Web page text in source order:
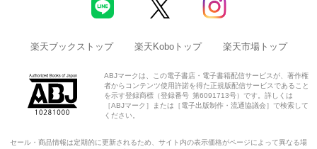
楽天ブックストップ 楽天Koboトップ 楽天市場トップ
ABJマークは、この電子書店・電子書籍配信サービスが、著作権
者からコンテンツ使用許諾を得た正規版配信サービスであること
を示す登録商標（登録番号 第6091713号）です。詳しくは
［ABJマーク］または［電子出版制作・流通協議会］で検索して
ください。
セール・商品情報は定期的に更新されるため、サイト内の表示価格がページによって異なる場